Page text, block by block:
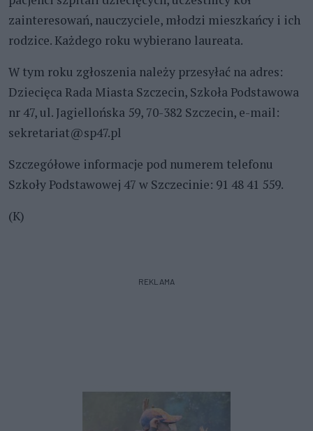
zainteresowań, nauczyciele, młodzi mieszkańcy i ich
rodzice. Każdego roku wybierano laureata.
W tym roku zgłoszenia należy przesyłać na adres:
Dziecięca Rada Miasta Szczecin, Szkoła Podstawowa
nr 47, ul. Jagiellońska 59, 70-382 Szczecin, e-mail:
sekretariat@sp47.pl
Szczegółowe informacje pod numerem telefonu
Szkoły Podstawowej 47 w Szczecinie: 91 48 41 559.
(K)
REKLAMA